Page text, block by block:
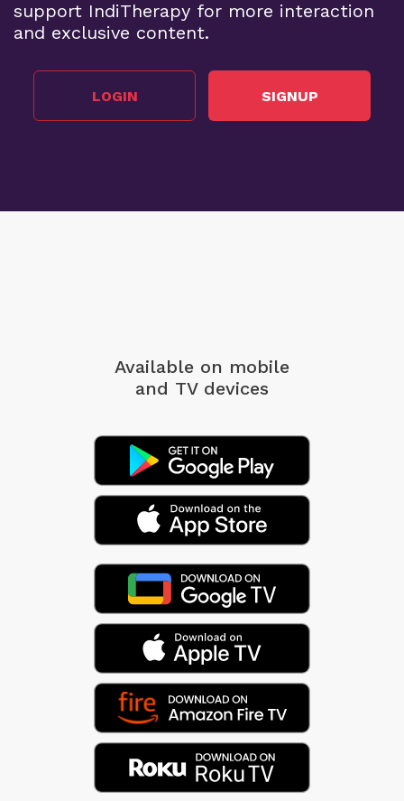
support IndiTherapy for more interaction
and exclusive content.
LOGIN SIGNUP
Available on mobile
and TV devices